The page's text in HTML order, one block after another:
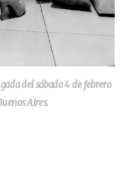
del sábado 4 de febrero
Aires.